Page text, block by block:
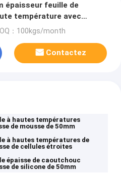
épaisseur feuille de
température avec
：100kgs/month
Contactez
à hautes températures
de mousse de 50mm
à hautes températures de
de cellules étroites
épaisse de caoutchouc
de silicone de 50mm